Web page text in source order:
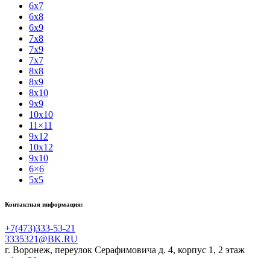
6x7
6x8
6x9
7x8
7x9
7x7
8x8
8x9
8x10
9x9
10x10
11×11
9x12
10x12
9x10
6×6
5x5
Контактная информация:
+7(473)333-53-21
3335321@BK.RU
г. Воронеж, переулок Серафимовича д. 4, корпус 1, 2 этаж